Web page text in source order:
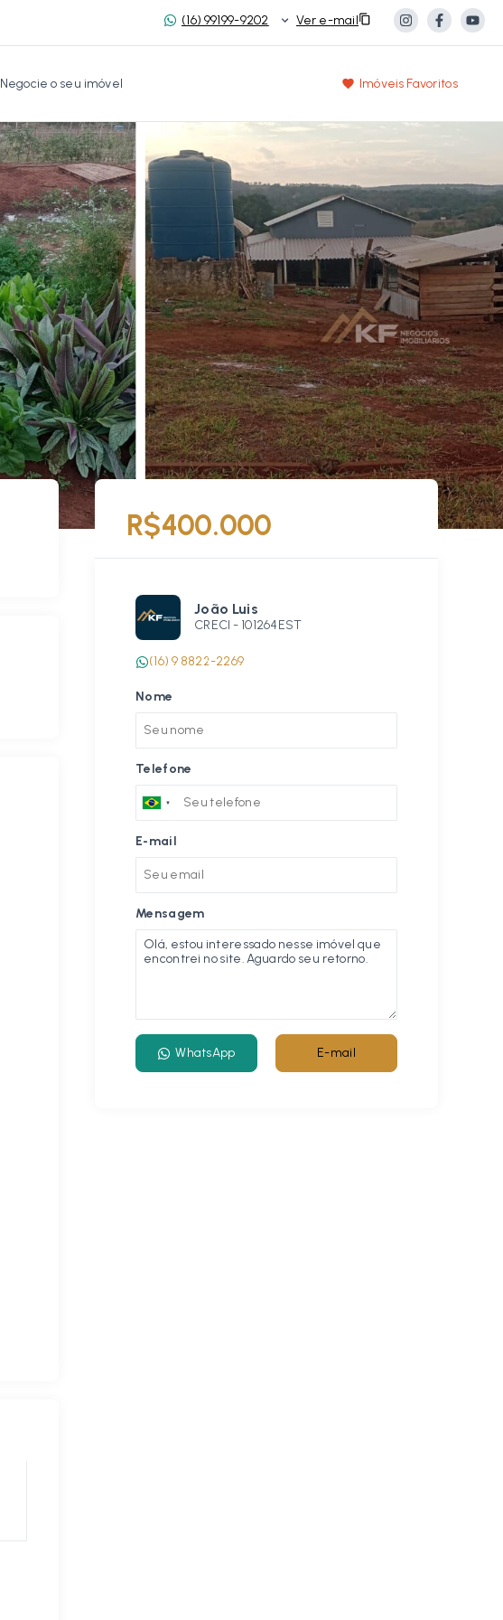
(16) 99199-9202 Ver e-mail
Negocie o seu imóvel Imóveis Favoritos
R$400.000
João Luis
CRECI - 101264EST
(16) 9 8822-2269
Nome
Telefone
E-mail
Mensagem
WhatsApp E-mail